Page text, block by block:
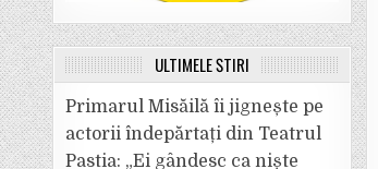
ULTIMELE ȘTIRI
Primarul Misăilă îi jignește pe
actorii îndepărtați din Teatrul
Pastia: „Ei gândesc ca niște